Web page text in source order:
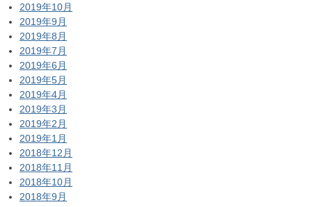
2019年10月
2019年9月
2019年8月
2019年7月
2019年6月
2019年5月
2019年4月
2019年3月
2019年2月
2019年1月
2018年12月
2018年11月
2018年10月
2018年9月